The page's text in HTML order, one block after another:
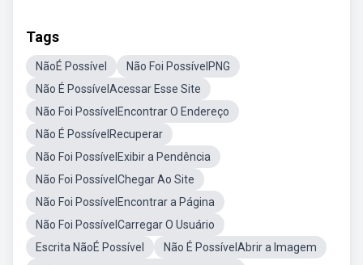
Tags
NãoÉ Possível
Não Foi PossívelPNG
Não É PossívelAcessar Esse Site
Não Foi PossívelEncontrar O Endereço
Não É PossívelRecuperar
Não Foi PossívelExibir a Pendência
Não Foi PossívelChegar Ao Site
Não Foi PossívelEncontrar a Página
Não Foi PossívelCarregar O Usuário
Escrita NãoÉ Possível
Não É PossívelAbrir a Imagem